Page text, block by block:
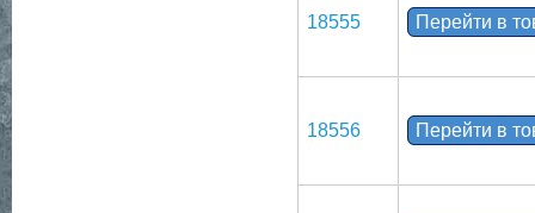
18555 Перейти в
18556 Перейти в